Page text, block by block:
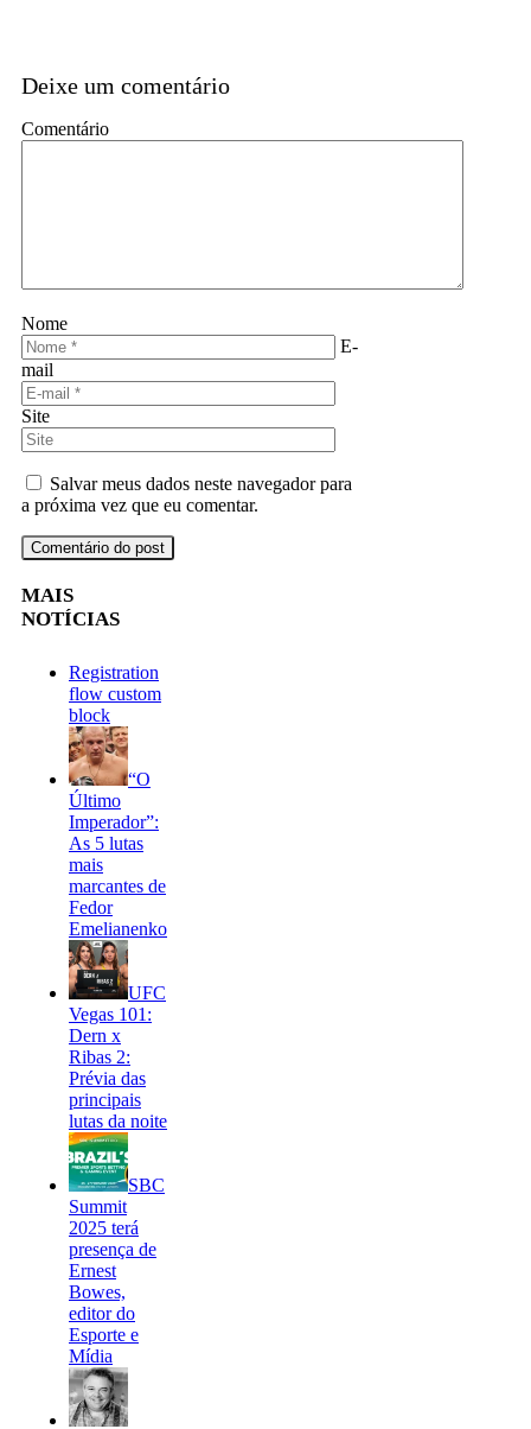
Deixe um comentário
Comentário
Nome
E-
mail
Site
Salvar meus dados neste navegador para
a próxima vez que eu comentar.
MAIS
NOTÍCIAS
Registration
flow custom
block
“O
Último
Imperador”:
As 5 lutas
mais
marcantes de
Fedor
Emelianenko
UFC
Vegas 101:
Dern x
Ribas 2:
Prévia das
principais
lutas da noite
SBC
Summit
2025 terá
presença de
Ernest
Bowes,
editor do
Esporte e
Mídia